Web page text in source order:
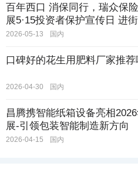
百年西口 消保同行，瑞众保
展5·15投资者保护宣传日 进
2026-05-13 国内
口碑好的花生用肥料厂家推
2026-04-30 国内
昌腾携智能纸箱设备亮相
展-引领包装智能制造新方向
2026-04-15 国内